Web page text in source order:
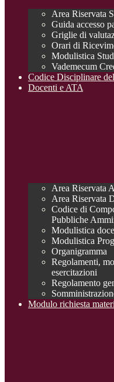
Area Riservata
Guida accesso
Griglie di
Orari di
Modulistica
Vademecum
Codice Disciplinare
Docenti e ATA
Area Riservata
Area Riservata
Codice di
Pubbliche
Modulistica
Modulistica
Organigramma
Regolamenti,
esercitazioni
Regolamento
Modulo richiesta